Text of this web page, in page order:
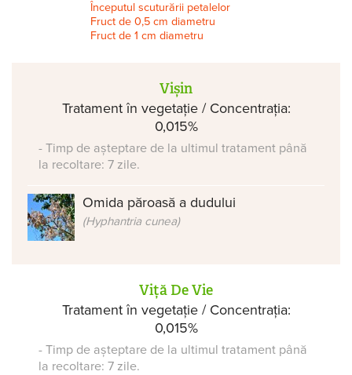
Începutul scuturării petalelor
Fruct de 0,5 cm diametru
Fruct de 1 cm diametru
Vișin
Tratament în vegetație / Concentrația:
0,015%
- Timp de așteptare de la ultimul tratament până
la recoltare: 7 zile.
Omida păroasă a dudului
(Hyphantria cunea)
Viță De Vie
Tratament în vegetație / Concentrația:
0,015%
- Timp de așteptare de la ultimul tratament până
la recoltare: 7 zile.